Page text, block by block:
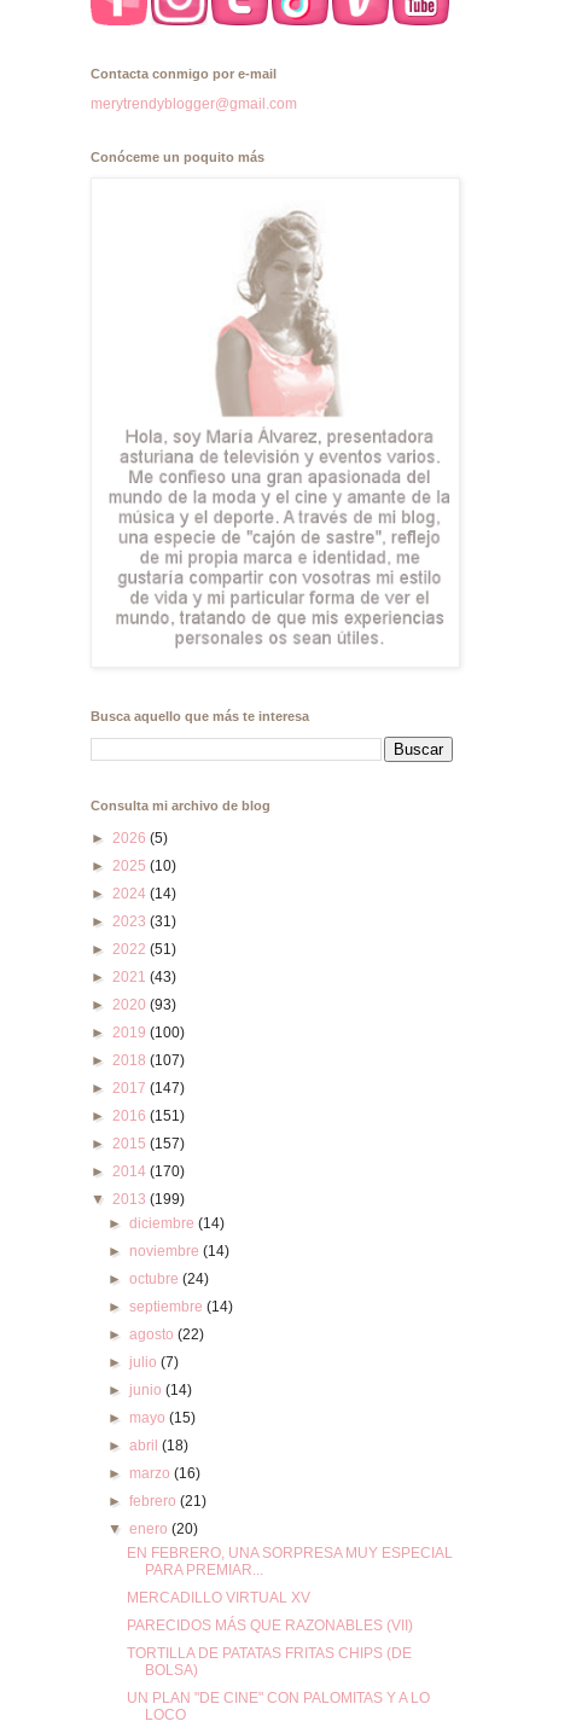
Contacta conmigo por e-mail
merytrendyblogger@gmail.com
Conóceme un poquito más
Busca aquello que más te interesa
Consulta mi archivo de blog
► 2026 (5)
► 2025 (10)
► 2024 (14)
► 2023 (31)
► 2022 (51)
► 2021 (43)
► 2020 (93)
► 2019 (100)
► 2018 (107)
► 2017 (147)
► 2016 (151)
► 2015 (157)
► 2014 (170)
▼ 2013 (199)
►diciembre(14)
► noviembre(14)
►octubre(24)
►septiembre(14)
►agosto(22)
► julio(7)
► junio(14)
► mayo(15)
►abril(18)
► marzo(16)
►febrero(21)
▼enero(20)
EN FEBRERO, UNA SORPRESA MUY ESPECIAL
PARA PREMIAR...
MERCADILLO VIRTUAL XV
PARECIDOS MÁS QUE RAZONABLES (VII)
TORTILLA DE PATATAS FRITAS CHIPS (DE
BOLSA)
UN PLAN "DE CINE" CON PALOMITAS Y A LO
LOCO